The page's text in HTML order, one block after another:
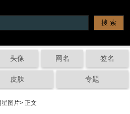
头像 网名 签名
皮肤 专题
星图片> 正文